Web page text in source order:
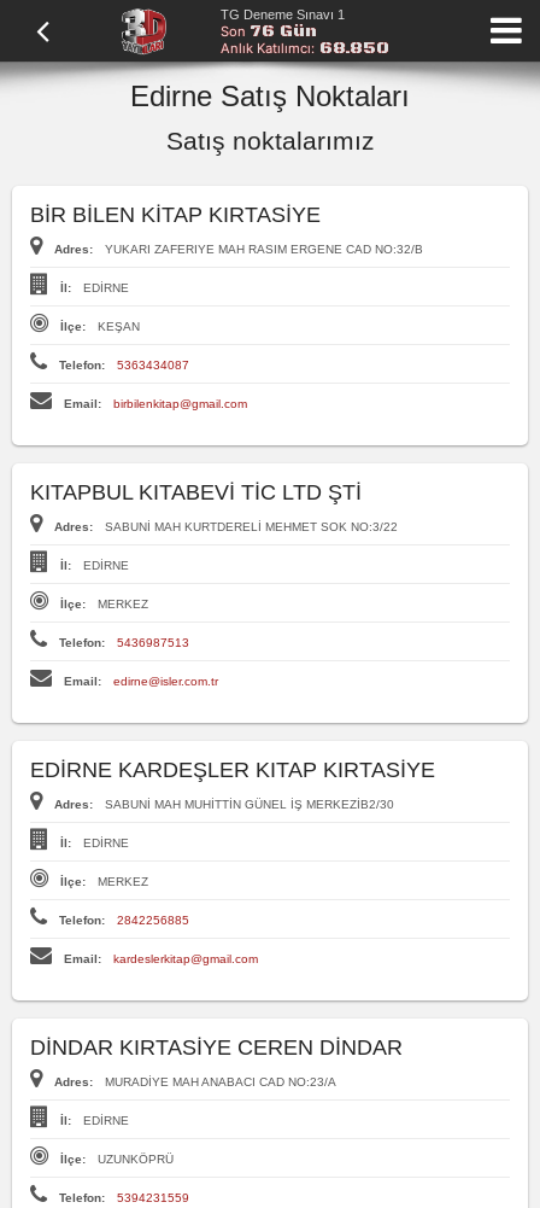
TG Deneme Sınavı 1
Son 76 Gün
Anlık Katılımcı: 68.850
Edirne Satış Noktaları
Satış noktalarımız
BİR BİLEN KİTAP KIRTASİYE
Adres: YUKARI ZAFERIYE MAH RASIM ERGENE CAD NO:32/B
İl: EDİRNE
İlçe: KEŞAN
Telefon: 5363434087
Email: birbilenkitap@gmail.com
KITAPBUL KITABEVİ TİC LTD ŞTİ
Adres: SABUNİ MAH KURTDERELİ MEHMET SOK NO:3/22
İl: EDİRNE
İlçe: MERKEZ
Telefon: 5436987513
Email: edirne@isler.com.tr
EDİRNE KARDEŞLER KITAP KIRTASİYE
Adres: SABUNİ MAH MUHİTTİN GÜNEL İŞ MERKEZİB2/30
İl: EDİRNE
İlçe: MERKEZ
Telefon: 2842256885
Email: kardeslerkitap@gmail.com
DİNDAR KIRTASİYE CEREN DİNDAR
Adres: MURADİYE MAH ANABACI CAD NO:23/A
İl: EDİRNE
İlçe: UZUNKÖPRÜ
Telefon: 5394231559